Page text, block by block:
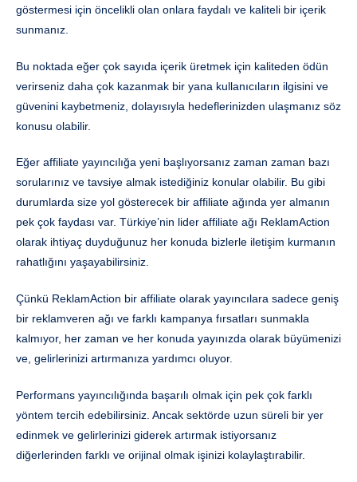
göstermesi için öncelikli olan onlara faydalı ve kaliteli bir içerik
sunmanız.
Bu noktada eğer çok sayıda içerik üretmek için kaliteden ödün
verirseniz daha çok kazanmak bir yana kullanıcıların ilgisini ve
güvenini kaybetmeniz, dolayısıyla hedeflerinizden ulaşmanız söz
konusu olabilir.
Eğer affiliate yayıncılığa yeni başlıyorsanız zaman zaman bazı
sorularınız ve tavsiye almak istediğiniz konular olabilir. Bu gibi
durumlarda size yol gösterecek bir affiliate ağında yer almanın
pek çok faydası var. Türkiye’nin lider affiliate ağı ReklamAction
olarak ihtiyaç duyduğunuz her konuda bizlerle iletişim kurmanın
rahatlığını yaşayabilirsiniz.
Çünkü ReklamAction bir affiliate olarak yayıncılara sadece geniş
bir reklamveren ağı ve farklı kampanya fırsatları sunmakla
kalmıyor, her zaman ve her konuda yayınızda olarak büyümenizi
ve, gelirlerinizi artırmanıza yardımcı oluyor.
Performans yayıncılığında başarılı olmak için pek çok farklı
yöntem tercih edebilirsiniz. Ancak sektörde uzun süreli bir yer
edinmek ve gelirlerinizi giderek artırmak istiyorsanız
diğerlerinden farklı ve orijinal olmak işinizi kolaylaştırabilir.